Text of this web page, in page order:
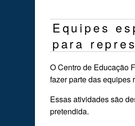
Equipes
para
O Centro de Educação
fazer parte das equipes
Essas atividades são
pretendida.